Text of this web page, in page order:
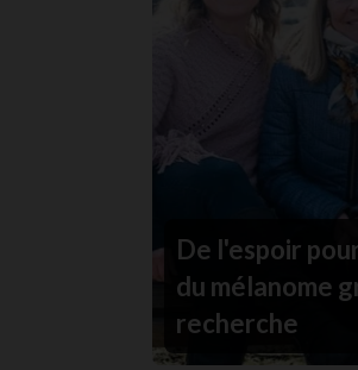
De l'espoir
du mélanome
recherche